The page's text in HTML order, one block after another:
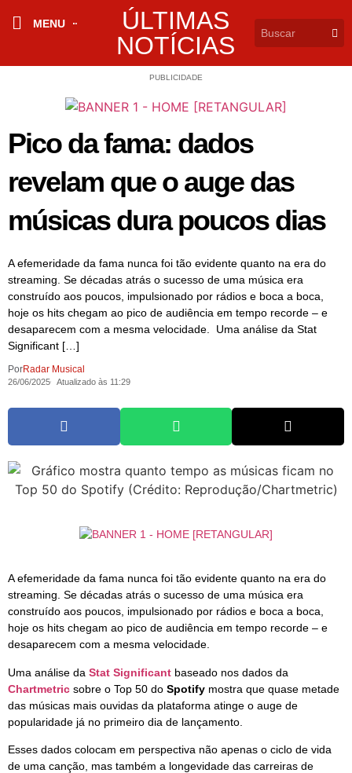
MENU
ÚLTIMAS
NOTÍCIAS
PUBLICIDADE
Pico da fama: dados
revelam que o auge das
músicas dura poucos dias
A efemeridade da fama nunca foi tão evidente quanto na era do
streaming. Se décadas atrás o sucesso de uma música era
construído aos poucos, impulsionado por rádios e boca a boca,
hoje os hits chegam ao pico de audiência em tempo recorde – e
desaparecem com a mesma velocidade. Uma análise da Stat
Significant […]
PorRadar Musical
26/06/2025 Atualizado às 11:29
A efemeridade da fama nunca foi tão evidente quanto na era do
streaming. Se décadas atrás o sucesso de uma música era
construído aos poucos, impulsionado por rádios e boca a boca,
hoje os hits chegam ao pico de audiência em tempo recorde – e
desaparecem com a mesma velocidade.
Uma análise da Stat Significant baseado nos dados da
Chartmetric sobre o Top 50 do Spotify mostra que quase metade
das músicas mais ouvidas da plataforma atinge o auge de
popularidade já no primeiro dia de lançamento.
Esses dados colocam em perspectiva não apenas o ciclo de vida
de uma canção, mas também a longevidade das carreiras de